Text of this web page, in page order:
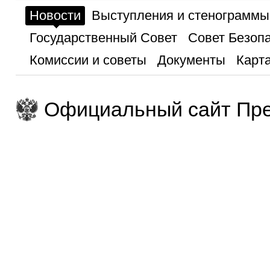
Новости
Выступления и стенограммы
Государственный Совет
Совет
Комиссии и советы
Документы
Официальный сайт